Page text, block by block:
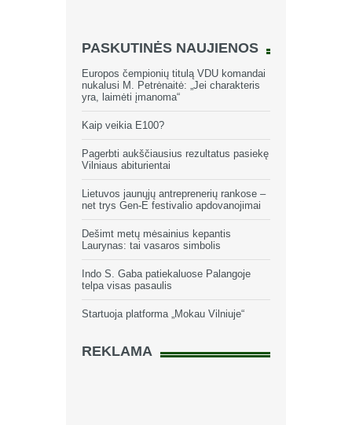
PASKUTINĖS NAUJIENOS
Europos čempionių titulą VDU komandai
nukalusi M. Petrėnaitė: „Jei charakteris
yra, laimėti įmanoma“
Kaip veikia E100?
Pagerbti aukščiausius rezultatus pasiekę
Vilniaus abiturientai
Lietuvos jaunųjų antreprenerių rankose –
net trys Gen-E festivalio apdovanojimai
Dešimt metų mėsainius kepantis
Laurynas: tai vasaros simbolis
Indo S. Gaba patiekaluose Palangoje
telpa visas pasaulis
Startuoja platforma „Mokau Vilniuje“
REKLAMA